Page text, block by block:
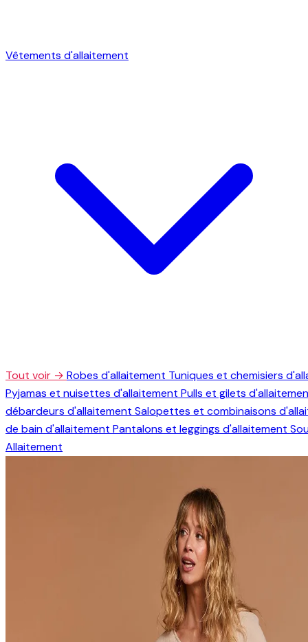
Vêtements d'allaitement
Tout voir → Robes d'allaitement Tuniques et chemisiers
Pyjamas et nuisettes d'allaitement Pulls et gilets
débardeurs d'allaitement Salopettes et combinaisons
de bain d'allaitement Pantalons et leggings d'allaitement
Allaitement